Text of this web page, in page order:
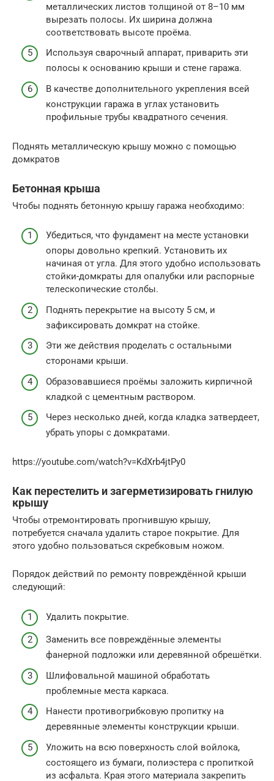
металлических листов толщиной от 8–10 мм
вырезать полосы. Их ширина должна
соответствовать высоте проёма.
Используя сварочный аппарат, приварить эти
полосы к основанию крыши и стене гаража.
В качестве дополнительного укрепления всей
конструкции гаража в углах установить
профильные трубы квадратного сечения.
Поднять металлическую крышу можно с помощью
домкратов
Бетонная крыша
Чтобы поднять бетонную крышу гаража необходимо:
Убедиться, что фундамент на месте установки
опоры довольно крепкий. Установить их
начиная от угла. Для этого удобно использовать
стойки-домкраты для опалубки или распорные
телескопические столбы.
Поднять перекрытие на высоту 5 см, и
зафиксировать домкрат на стойке.
Эти же действия проделать с остальными
сторонами крыши.
Образовавшиеся проёмы заложить кирпичной
кладкой с цементным раствором.
Через несколько дней, когда кладка затвердеет,
убрать упоры с домкратами.
https://youtube.com/watch?v=KdXrb4jtPy0
Как перестелить и загерметизировать гнилую
крышу
Чтобы отремонтировать прогнившую крышу,
потребуется сначала удалить старое покрытие. Для
этого удобно пользоваться скребковым ножом.
Порядок действий по ремонту повреждённой крыши
следующий:
Удалить покрытие.
Заменить все повреждённые элементы
фанерной подложки или деревянной обрешётки.
Шлифовальной машиной обработать
проблемные места каркаса.
Нанести противогрибковую пропитку на
деревянные элементы конструкции крыши.
Уложить на всю поверхность слой войлока,
состоящего из бумаги, полиэстера с пропиткой
из асфальта. Края этого материала закрепить